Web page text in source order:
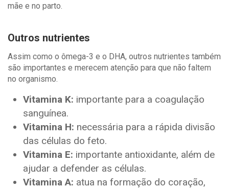
mãe e no parto.
Outros nutrientes
Assim como o ômega-3 e o DHA, outros nutrientes também
são importantes e merecem atenção para que não faltem
no organismo.
Vitamina K: importante para a coagulação
sanguínea.
Vitamina H: necessária para a rápida divisão
das células do feto.
Vitamina E: importante antioxidante, além de
ajudar a defender as células.
Vitamina A: atua na formação do coração,